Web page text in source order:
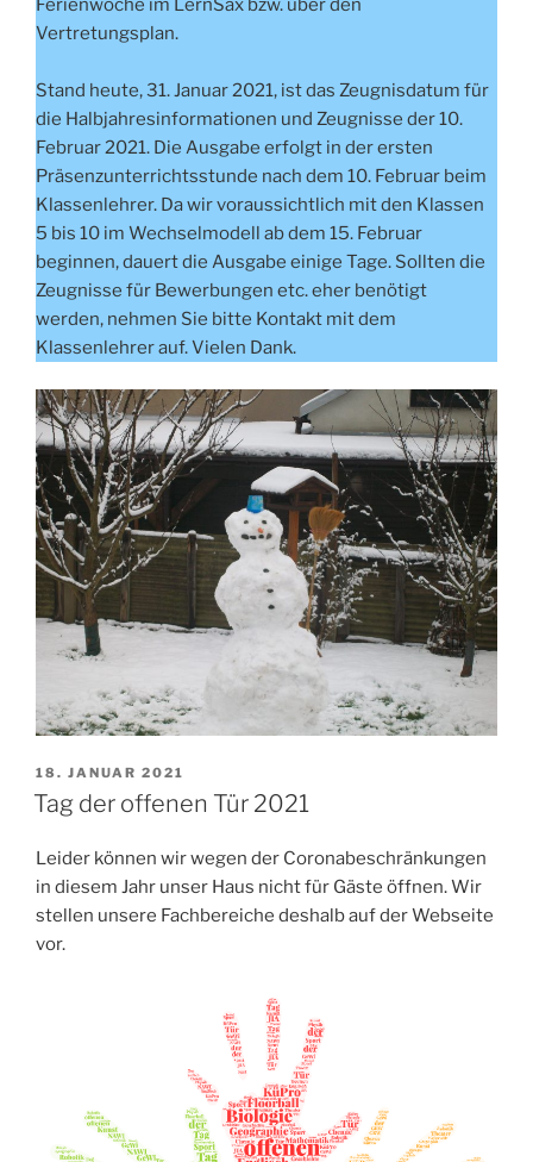
Ferienwoche im LernSax bzw. über den
Vertretungsplan.
Stand heute, 31. Januar 2021, ist das Zeugnisdatum für
die Halbjahresinformationen und Zeugnisse der 10.
Februar 2021. Die Ausgabe erfolgt in der ersten
Präsenzunterrichtsstunde nach dem 10. Februar beim
Klassenlehrer. Da wir voraussichtlich mit den Klassen
5 bis 10 im Wechselmodell ab dem 15. Februar
beginnen, dauert die Ausgabe einige Tage. Sollten die
Zeugnisse für Bewerbungen etc. eher benötigt
werden, nehmen Sie bitte Kontakt mit dem
Klassenlehrer auf. Vielen Dank.
VERÖFFENTLICHT
AM
18. JANUAR 2021
Tag der offenen Tür 2021
Leider können wir wegen der Coronabeschränkungen
in diesem Jahr unser Haus nicht für Gäste öffnen. Wir
stellen unsere Fachbereiche deshalb auf der Webseite
vor.